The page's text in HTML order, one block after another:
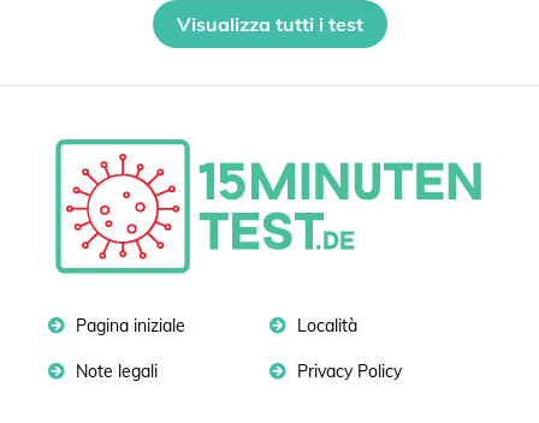
Visualizza tutti i test
Pagina iniziale Località
Note legali Privacy Policy